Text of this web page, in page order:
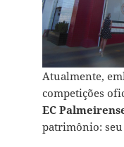
Atualmente,
competições
EC
patrimônio: